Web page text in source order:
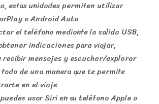
estas unidades permiten utilizar
o Android Auto
el teléfono mediante la salida USB,
indicaciones para viajar,
recibir mensajes y escuchar/explorar
de una manera que te permite
en el viaje
usar Siri en su teléfono Apple o